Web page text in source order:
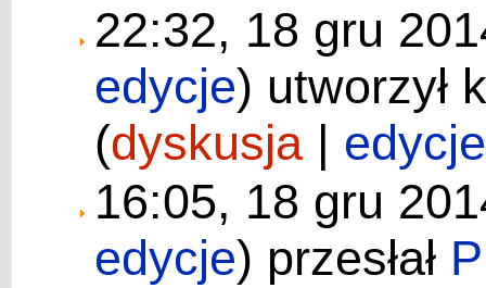
22:32, 18 gru
edycje) utworzył
(dyskusja | edycje
16:05, 18 gru
edycje) przesłał